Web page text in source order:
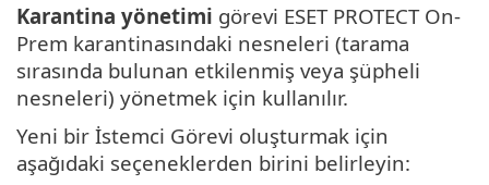
Karantina yönetimi görevi ESET PROTECT On-
Prem karantinasındaki nesneleri (tarama
sırasında bulunan etkilenmiş veya şüpheli
nesneleri) yönetmek için kullanılır.
Yeni bir İstemci Görevi oluşturmak için
aşağıdaki seçeneklerden birini belirleyin: